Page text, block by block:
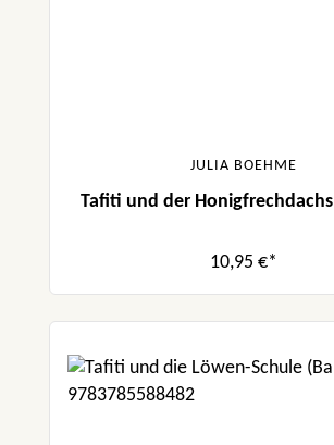
JULIA BOEHME
Tafiti und der
10,95 €*